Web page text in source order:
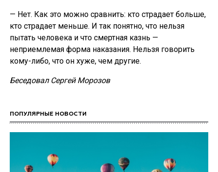
— Нет. Как это можно сравнить: кто страдает больше,
кто страдает меньше. И так понятно, что нельзя
пытать человека и что смертная казнь —
неприемлемая форма наказания. Нельзя говорить
кому-либо, что он хуже, чем другие.
Беседовал Сергей Морозов
ПОПУЛЯРНЫЕ НОВОСТИ